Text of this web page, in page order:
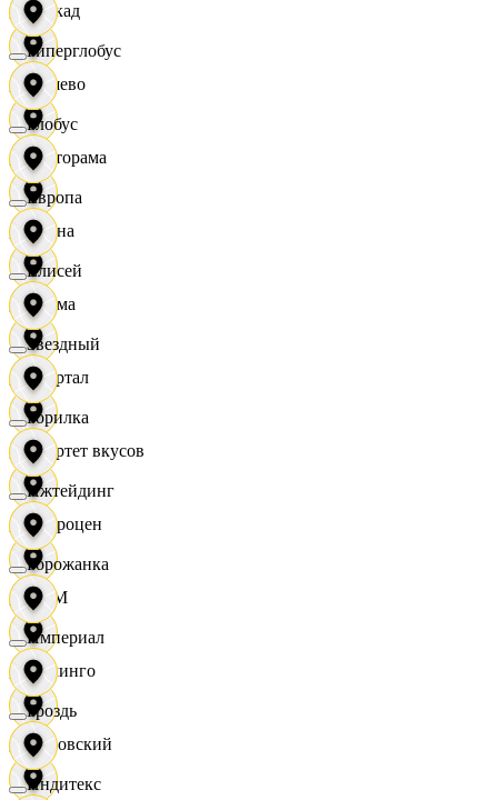
Каскад
Дёшево
Касторама
Диана
Дисма
Квартал
Квартет вкусов
Доброцен
ДОМ
Доминго
Кировский
Гиперглобус
Глобус
Европа
Елисей
Звездный
Горилка
Ижтейдинг
Горожанка
Империал
Гроздь
Индитекс